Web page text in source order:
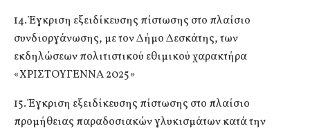
14. Έγκριση εξειδίκευσης πίστωσης στο πλαίσιο
συνδιοργάνωσης, με τον Δήμο Δεσκάτης, των
εκδηλώσεων πολιτιστικού εθιμικού χαρακτήρα
«ΧΡΙΣΤΟΥΓΕΝΝΑ 2025»
15. Έγκριση εξειδίκευσης πίστωσης στο πλαίσιο
προμήθειας παραδοσιακών γλυκισμάτων κατά την